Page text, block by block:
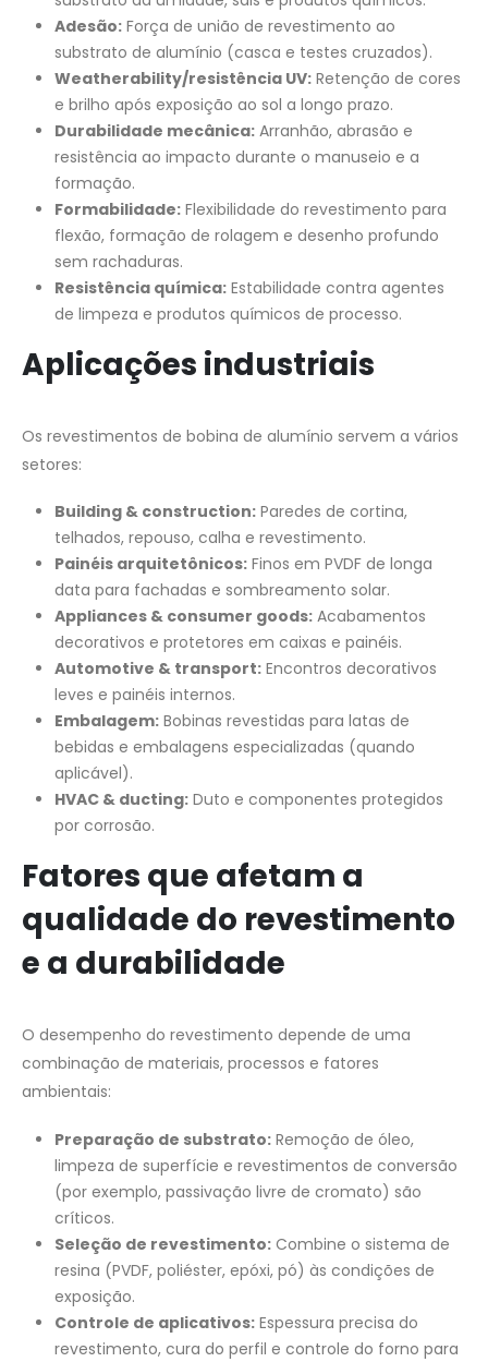
Adesão:Força de união de revestimento ao
substrato de alumínio (casca e testes cruzados).
Weatherability/resistência UV:Retenção de cores
e brilho após exposição ao sol a longo prazo.
Durabilidade mecânica:Arranhão, abrasão e
resistência ao impacto durante o manuseio e a
formação.
Formabilidade:Flexibilidade do revestimento para
flexão, formação de rolagem e desenho profundo
sem rachaduras.
Resistência química:Estabilidade contra agentes
de limpeza e produtos químicos de processo.
Aplicações industriais
Os revestimentos de bobina de alumínio servem a vários
setores:
Building & construction:Paredes de cortina,
telhados, repouso, calha e revestimento.
Painéis arquitetônicos:Finos em PVDF de longa
data para fachadas e sombreamento solar.
Appliances & consumer goods:Acabamentos
decorativos e protetores em caixas e painéis.
Automotive & transport:Encontros decorativos
leves e painéis internos.
Embalagem:Bobinas revestidas para latas de
bebidas e embalagens especializadas (quando
aplicável).
HVAC & ducting:Duto e componentes protegidos
por corrosão.
Fatores que afetam a
qualidade do revestimento
e a durabilidade
O desempenho do revestimento depende de uma
combinação de materiais, processos e fatores
ambientais:
Preparação de substrato:Remoção de óleo,
limpeza de superfície e revestimentos de conversão
(por exemplo, passivação livre de cromato) são
críticos.
Seleção de revestimento:Combine o sistema de
resina (PVDF, poliéster, epóxi, pó) às condições de
exposição.
Controle de aplicativos:Espessura precisa do
revestimento, cura do perfil e controle do forno para